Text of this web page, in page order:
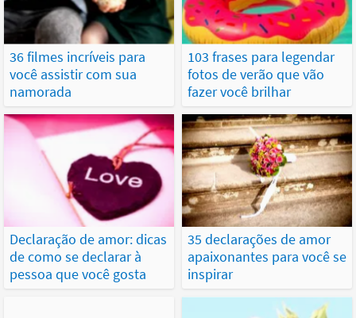
36 filmes incríveis para
você assistir com sua
namorada
103 frases para legendar
fotos de verão que vão
fazer você brilhar
Declaração de amor: dicas
de como se declarar à
pessoa que você gosta
35 declarações de amor
apaixonantes para você se
inspirar